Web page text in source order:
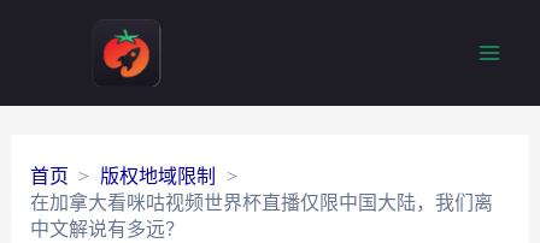
首页
版权地域限制
在加拿大看咪咕视频世界杯直播仅限中国大陆，我们离
中文解说有多远？